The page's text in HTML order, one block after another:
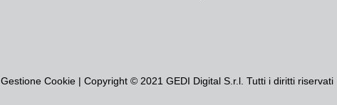
Gestione Cookie | Copyright © 2021 GEDI Digital S.r.l. Tutti i diritti riservati